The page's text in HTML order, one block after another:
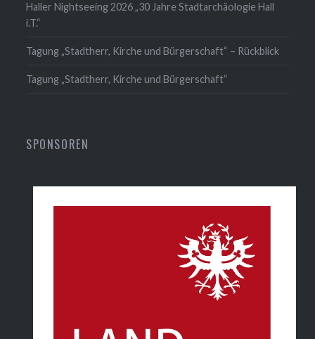
Haller Nightseeing 2026 „30 Jahre Stadtarchäologie Hall
i.T.“
Tagung „Stadtherr, Kirche und Bürgerschaft“ – Rückblick
Tagung „Stadtherr, Kirche und Bürgerschaft“
SPONSOREN